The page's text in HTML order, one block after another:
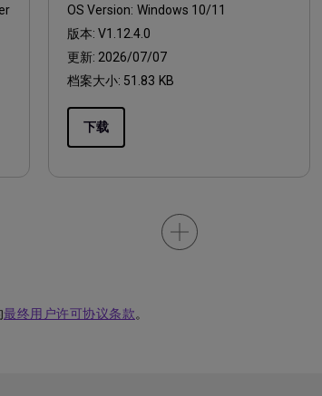
OS Version: Windows 10/11
版本:V1.12.4.0
更新: 2026/07/07
档案大小: 51.83 KB
下载
最终用户许可协议条款。